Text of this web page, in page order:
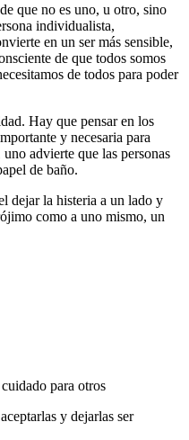
que no es uno, u otro, sino
individualista,
en un ser más sensible,
de que todos somos
de todos para poder
Hay que pensar en los
y necesaria para
advierte que las personas
de baño.
dejar la histeria a un lado y
como a uno mismo, un
para otros
y dejarlas ser